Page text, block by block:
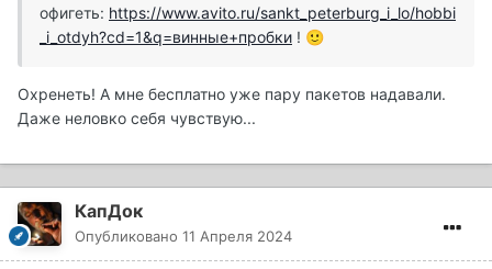
офигеть: https://www.avito.ru/sankt_peterburg_i_lo/hobbi
_i_otdyh?cd=1&q=винные+пробки ! 🙂
Охренеть! А мне бесплатно уже пару пакетов надавали.
Даже неловко себя чувствую...
КапДок
Опубликовано 11 Апреля 2024